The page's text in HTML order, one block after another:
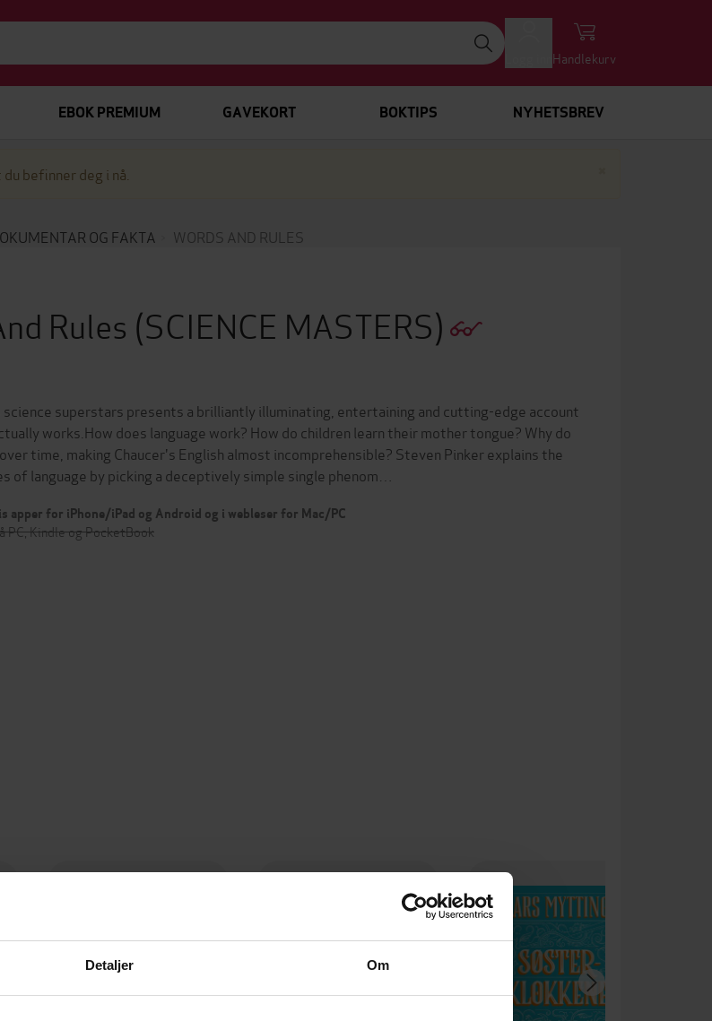
Detaljer Om
Handlekurv
EBOK PREMIUM GAVEKORT BOKTIPS NYHETSBREV
befinner deg i nå.
OG FAKTA WORDS AND RULES
Rules (SCIENCE MASTERS)
superstars presents a brilliantly illuminating, entertaining and cutting-edge account
works.How does language work? How do children learn their mother tongue? Why do
time, making Chaucer's English almost incomprehensible? Steven Pinker explains the
of language by picking a deceptively simple single phenom…
apper for iPhone/iPad og Android og i webleser for Mac/PC
PC, Kindle og PocketBook